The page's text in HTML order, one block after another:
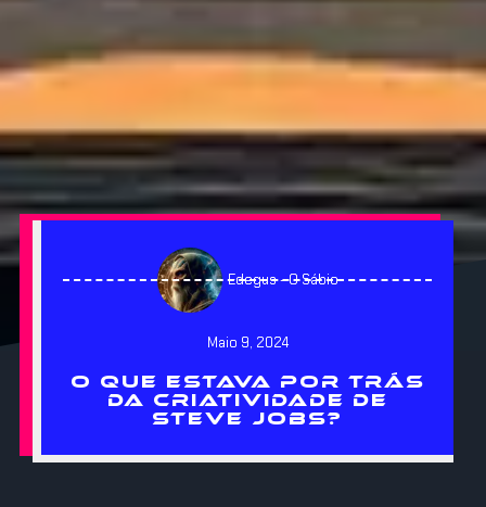
Edegus - O Sábio
Maio 9, 2024
O QUE ESTAVA POR TRÁS
DA CRIATIVIDADE DE
STEVE JOBS?